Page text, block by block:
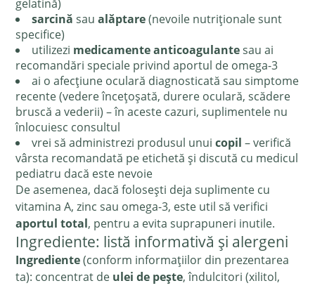
gelatină)
sarcină saualăptare(nevoile nutriționale sunt
specifice)
utilizezi medicamente anticoagulantesau ai
recomandări speciale privind aportul de omega-3
ai o afecțiune oculară diagnosticată sau simptome
recente (vedere încețoșată, durere oculară, scădere
bruscă a vederii) – în aceste cazuri, suplimentele nu
înlocuiesc consultul
vrei să administrezi produsul unuicopil – verifică
vârsta recomandată pe etichetă și discută cu medicul
pediatru dacă este nevoie
De asemenea, dacă folosești deja suplimente cu
vitamina A, zinc sau omega-3, este util să verifici
aportul total, pentru a evita suprapuneri inutile.
Ingrediente: listă informativă și alergeni
Ingrediente(conform informațiilor din prezentarea
ta): concentrat de ulei de pește, îndulcitori (xilitol,